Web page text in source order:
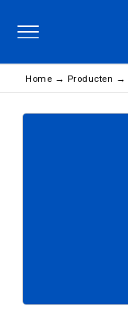
Home → Producten →